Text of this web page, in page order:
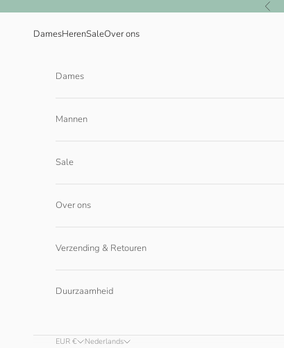
Vorige
DamesHerenSaleOver ons
Dames
Mannen
Sale
Over ons
Verzending & Retouren
Duurzaamheid
EUR € Nederlands